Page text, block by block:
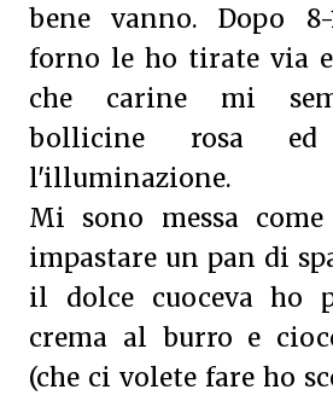
bene vanno. Dopo
forno le ho tirate via
che carine mi
bollicine rosa
l'illuminazione.
Mi sono messa
impastare un pan di
il dolce cuoceva ho
crema al burro e
(che ci volete fare ho